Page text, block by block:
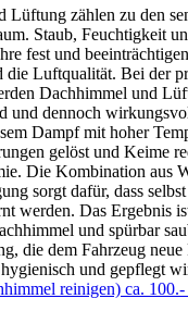
Lüftung zählen zu den
Staub, Feuchtigkeit
fest und
die Luftqualität. Bei der
Dachhimmel und
und dennoch
Dampf mit hoher
gelöst und Keime
Die Kombination aus
sorgt dafür, dass
werden. Das Ergebnis
und spürbar
die dem Fahrzeug
und gepflegt
reinigen) ca.